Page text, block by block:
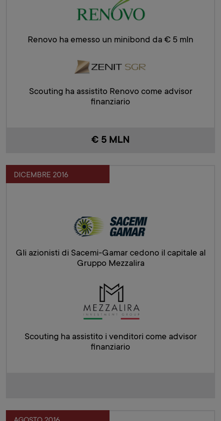
Renovo ha emesso un minibond da € 5 mln
Scouting ha assistito Renovo come advisor
finanziario
€ 5 MLN
DICEMBRE 2016
Gli azionisti di Sacemi-Gamar cedono il capitale al
Gruppo Mezzalira
Scouting ha assistito i venditori come advisor
finanziario